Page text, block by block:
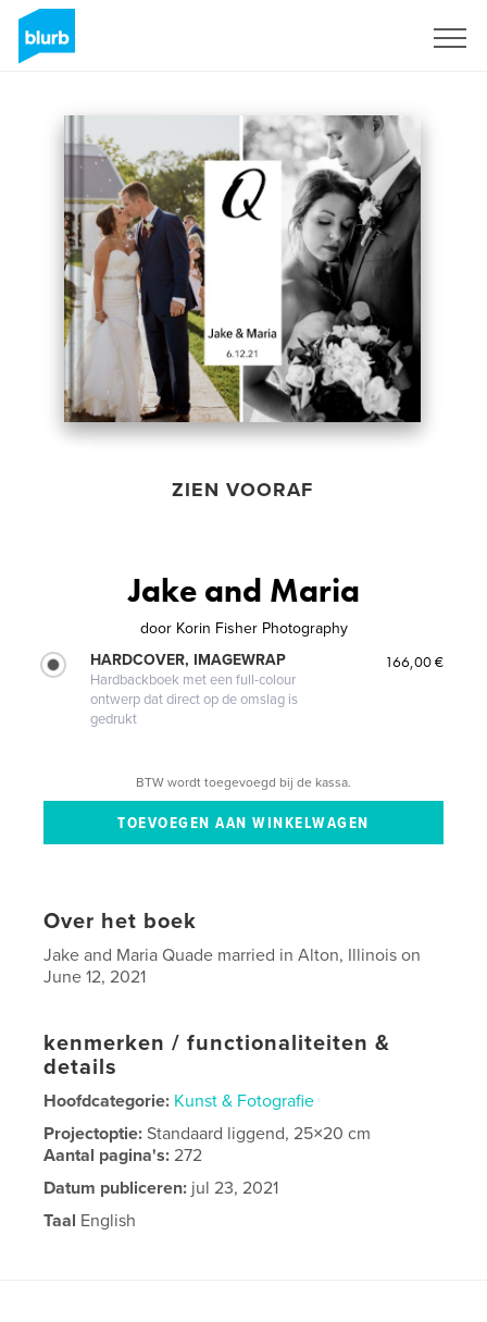
ZIEN VOORAF
Jake and Maria
door Korin Fisher Photography
HARDCOVER, IMAGEWRAP
Hardbackboek met een full-colour
ontwerp dat direct op de omslag is
gedrukt
166,00 €
BTW wordt toegevoegd bij de kassa.
Over het boek
Jake and Maria Quade married in Alton, Illinois on
June 12, 2021
kenmerken / functionaliteiten &
details
Hoofdcategorie: Kunst & Fotografie
Projectoptie:Standaard liggend, 25×20 cm
Aantal pagina's:272
Datum publiceren: jul 23, 2021
Taal English